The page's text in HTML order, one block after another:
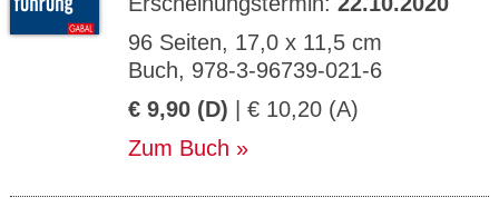
96 Seiten, 17,0 x 11,5 cm
Buch, 978-3-96739-021-6
€ 9,90 (D) | € 10,20 (A)
Zum Buch